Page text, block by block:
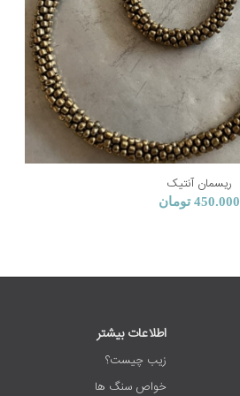
ریسمان آنتیک
450.000 تومان
اطلاعات بیشتر
زیب چیست؟
خواص سنگ ها